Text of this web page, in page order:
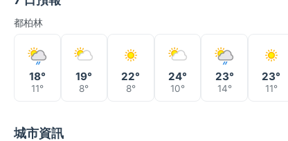
都柏林
18°
11°
19°
8°
22°
8°
24°
10°
23°
14°
23°
11°
城市資訊